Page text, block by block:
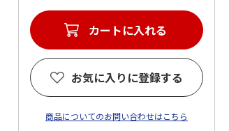
カートに入れる
お気に入りに登録する
商品についてのお問い合わせはこちら